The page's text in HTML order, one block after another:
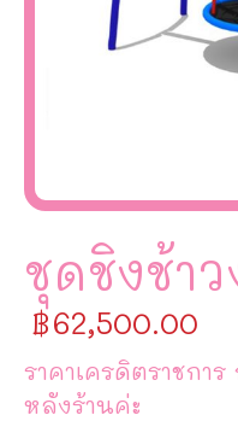
ชุดชิงช้า
฿62,500.00
ราคาเครดิตราชกา
หลังร้านค่ะ